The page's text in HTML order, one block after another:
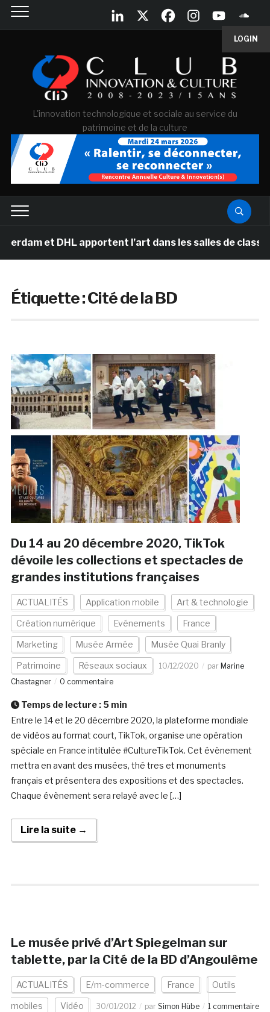
LOGIN
L'innovation technologique et sociale au service du
patrimoine et de la culture
et DHL apportent l’art dans les salles de classe
Étiquette :Cité de la BD
Du 14 au 20 décembre 2020, TikTok
dévoile les collections et spectacles de
grandes institutions françaises
ACTUALITÉS Application mobile Art & technologie
Création numérique Evénements France
Marketing Musée Armée Musée Quai Branly
Patrimoine Réseaux sociaux 10/12/2020 par Marine
Chastagner
0 commentaire
Temps de lecture : 5 min
Entre le 14 et le 20 décembre 2020, la plateforme mondiale
de vidéos au format court, TikTok, organise une opération
spéciale en France intitulée #CultureTikTok. Cet évènement
mettra en avant des musées, thé tres et monuments
français et présentera des expositions et des spectacles.
Chaque évènement sera relayé avec le […]
Lire la suite →
Le musée privé d’Art Spiegelman sur
tablette, par la Cité de la BD d’Angoulême
ACTUALITÉS E/m-commerce France Outils
mobiles Vidéo 30/01/2012 par Simon Hübe 1 commentaire